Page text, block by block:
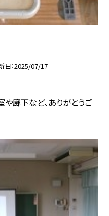
日 2025/07/17
廊下など、ありがとうご